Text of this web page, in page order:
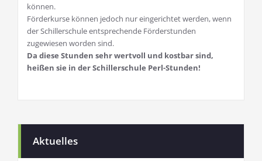
können.
Förderkurse können jedoch nur eingerichtet werden, wenn
der Schillerschule entsprechende Förderstunden
zugewiesen worden sind.
Da diese Stunden sehr wertvoll und kostbar sind,
heißen sie in der Schillerschule Perl-Stunden!
Aktuelles